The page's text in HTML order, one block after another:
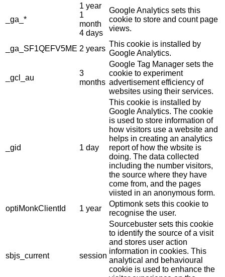
_ga_*
1 year
1
month
4 days
Google Analytics sets this
cookie to store and count page
views.
_ga_SF1QEFV5ME 2 years
This cookie is installed by
Google Analytics.
_gcl_au
3
months
Google Tag Manager sets the
cookie to experiment
advertisement efficiency of
websites using their services.
_gid 1 day
This cookie is installed by
Google Analytics. The cookie
is used to store information of
how visitors use a website and
helps in creating an analytics
report of how the wbsite is
doing. The data collected
including the number visitors,
the source where they have
come from, and the pages
viisted in an anonymous form.
optiMonkClientId
1 year
Optimonk sets this cookie to
recognise the user.
sbjs_current session
Sourcebuster sets this cookie
to identify the source of a visit
and stores user action
information in cookies. This
analytical and behavioural
cookie is used to enhance the